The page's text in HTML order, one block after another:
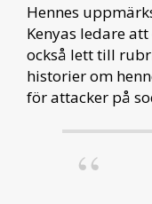
Hennes
Kenyas ledare
också lett till
historier om
för attacker på